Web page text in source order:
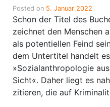
Posted on 5. Januar 2022
Schon der Titel des
zeichnet den Menschen
als potentiellen Feind
dem Untertitel handelt
»Sozialanthropologie
Sicht«. Daher liegt es
zitieren, die auf